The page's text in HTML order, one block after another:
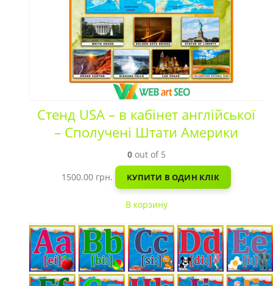
Стенд USA – в кабінет англійської
– Сполучені Штати Америки
0out of 5
1500.00 грн. КУПИТИ В ОДИН КЛІК
В корзину